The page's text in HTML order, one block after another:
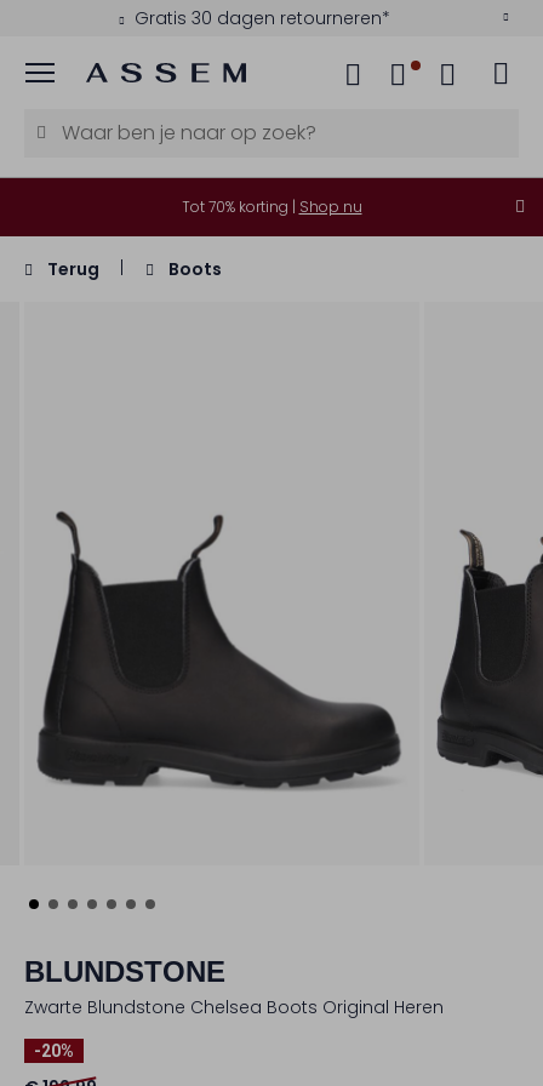
Gratis 30 dagen retourneren*
Menu
Tot 70% korting | Shop nu
Terug Boots
BLUNDSTONE
Zwarte Blundstone Chelsea Boots Original Heren
-20%